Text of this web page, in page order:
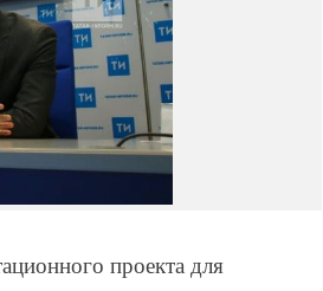
проекта для